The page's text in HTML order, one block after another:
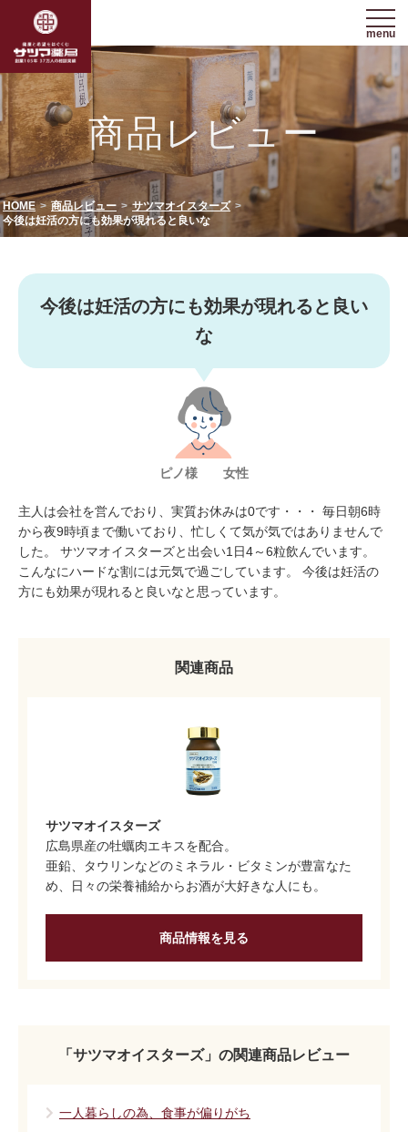
menu
商品レビュー
HOME 商品レビュー
サツマオイスターズ
今後は妊活の方にも効果が現れると良いな
今後は妊活の方にも効果が現れると良い
な
ピノ様 女性
主人は会社を営んでおり、実質お休みは0です・・・ 毎日朝6時
から夜9時頃まで働いており、忙しくて気が気ではありませんで
した。 サツマオイスターズと出会い1日4～6粒飲んでいます。
こんなにハードな割には元気で過ごしています。 今後は妊活の
方にも効果が現れると良いなと思っています。
関連商品
サツマオイスターズ
広島県産の牡蠣肉エキスを配合。
亜鉛、タウリンなどのミネラル・ビタミンが豊富なた
め、日々の栄養補給からお酒が大好きな人にも。
商品情報を見る
「サツマオイスターズ」の関連商品レビュー
一人暮らしの為、食事が偏りがち